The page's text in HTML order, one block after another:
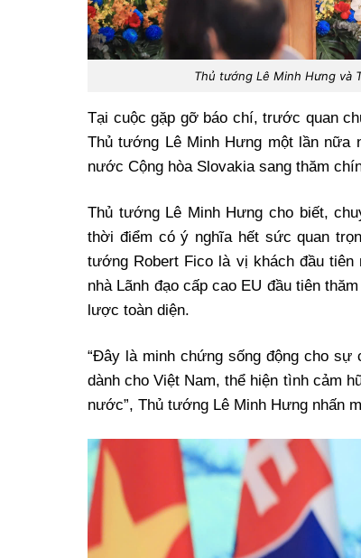
Thủ tướng Lê Minh Hưng và
Tại cuộc gặp gỡ báo chí, trước quan
Thủ tướng Lê Minh Hưng một lần nữa
nước Cộng hòa Slovakia sang thăm
Thủ tướng Lê Minh Hưng cho biết,
thời điểm có ý nghĩa hết sức quan
tướng Robert Fico là vị khách đầu
nhà Lãnh đạo cấp cao EU đầu tiên
lược toàn diện.
“Đây là minh chứng sống động cho
dành cho Việt Nam, thể hiện tình cảm
nước”, Thủ tướng Lê Minh Hưng nhấn